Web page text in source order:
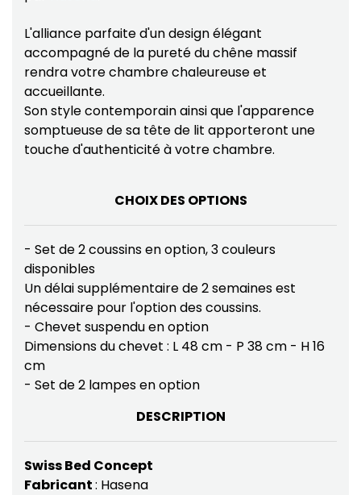
L'alliance parfaite d'un design élégant
accompagné de la pureté du chêne massif
rendra votre chambre chaleureuse et
accueillante.
Son style contemporain ainsi que l'apparence
somptueuse de sa tête de lit apporteront une
touche d'authenticité à votre chambre.
CHOIX DES OPTIONS
- Set de 2 coussins en option, 3 couleurs
disponibles
Un délai supplémentaire de 2 semaines est
nécessaire pour l'option des coussins.
- Chevet suspendu en option
Dimensions du chevet : L 48 cm - P 38 cm - H 16
cm
- Set de 2 lampes en option
DESCRIPTION
Swiss Bed Concept
Fabricant: Hasena